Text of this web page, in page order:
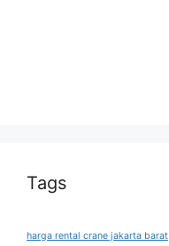
Tags
harga rental crane jakarta barat